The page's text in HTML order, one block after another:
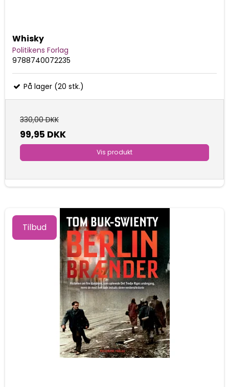
Whisky
Politikens Forlag
9788740072235
På lager (20 stk.)
330,00 DKK
99,95 DKK
Vis produkt
Tilbud